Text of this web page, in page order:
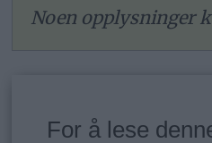
Noen opplysninger
For å lese